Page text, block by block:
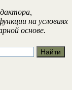
на условиях
основе.